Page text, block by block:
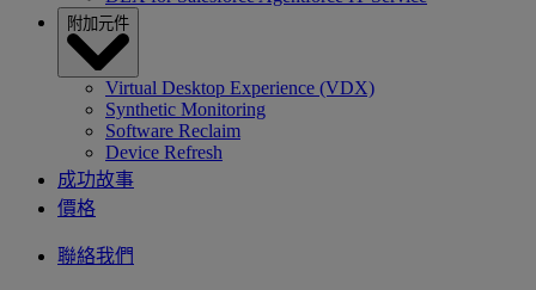
附加元件
Virtual Desktop Experience (VDX)
Synthetic Monitoring
Software Reclaim
Device Refresh
成功故事
價格
聯絡我們